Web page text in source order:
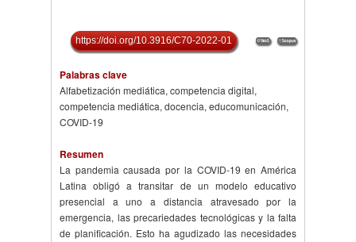
https://doi.org/10.3916/C70-2022-01
Palabras clave
Alfabetización mediática, competencia digital,
competencia mediática, docencia, educomunicación,
COVID-19
Resumen
La pandemia causada por la COVID-19 en América
Latina obligó a transitar de un modelo educativo
presencial a uno a distancia atravesado por la
emergencia, las precariedades tecnológicas y la falta
de planificación. Esto ha agudizado las necesidades